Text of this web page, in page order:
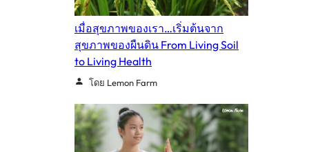
เมื่อสุขภาพของเรา…เริ่มต้นจาก
สุขภาพของผืนดิน From Living Soil
to Living Health
โดย Lemon Farm